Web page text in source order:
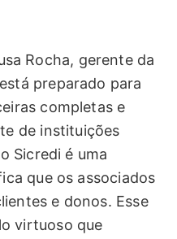
Rocha, gerente da
preparado para
completas e
de instituições
Sicredi é uma
que os associados
e donos. Esse
virtuoso que